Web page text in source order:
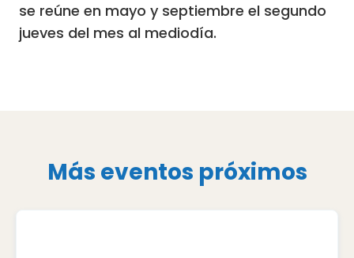
se reúne en mayo y septiembre el segundo
jueves del mes al mediodía.
Más eventos próximos